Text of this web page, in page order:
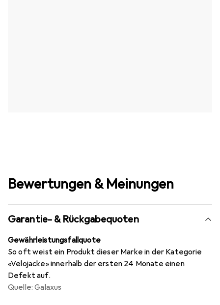
Bewertungen & Meinungen
Garantie- & Rückgabequoten
Gewährleistungsfallquote
So oft weist ein Produkt dieser Marke in der Kategorie
«Velojacke» innerhalb der ersten 24 Monate einen
Defekt auf.
Quelle: Galaxus